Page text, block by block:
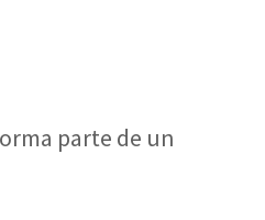
parte de un